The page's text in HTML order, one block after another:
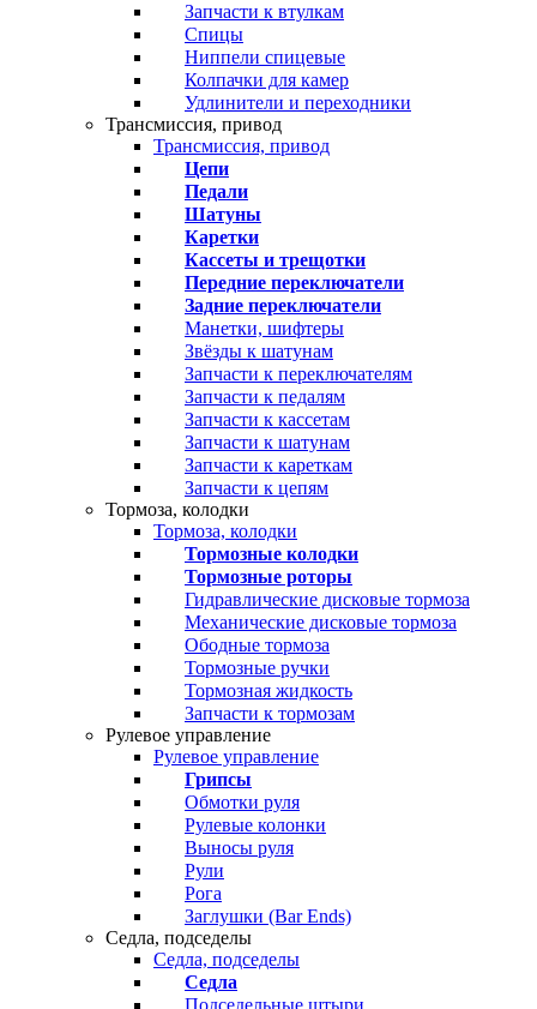
Запчасти к втулкам
Спицы
Ниппели спицевые
Колпачки для камер
Удлинители и переходники
Трансмиссия, привод
Трансмиссия, привод
Цепи
Педали
Шатуны
Каретки
Кассеты и трещотки
Передние переключатели
Задние переключатели
Манетки, шифтеры
Звёзды к шатунам
Запчасти к переключателям
Запчасти к педалям
Запчасти к кассетам
Запчасти к шатунам
Запчасти к кареткам
Запчасти к цепям
Тормоза, колодки
Тормоза, колодки
Тормозные колодки
Тормозные роторы
Гидравлические дисковые тормоза
Механические дисковые тормоза
Ободные тормоза
Тормозные ручки
Тормозная жидкость
Запчасти к тормозам
Рулевое управление
Рулевое управление
Грипсы
Обмотки руля
Рулевые колонки
Выносы руля
Рули
Рога
Заглушки (Bar Ends)
Седла, подседелы
Седла, подседелы
Седла
Подседельные штыри